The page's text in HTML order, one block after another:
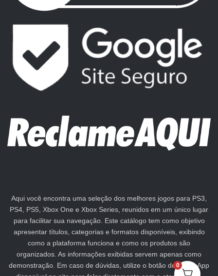
Aqui você encontra uma seleção dos melhores jogos para PS3,
PS4, PS5, Xbox One e Xbox Series, reunidos em um único lugar
para facilitar sua navegação. Este catálogo tem como objetivo
apresentar títulos, categorias e formatos disponíveis, exibindo
como a plataforma funciona e como os produtos são
organizados. As informações exibidas servem apenas como
demonstração. Em caso de dúvidas, utilize o botão de WhatsApp
0